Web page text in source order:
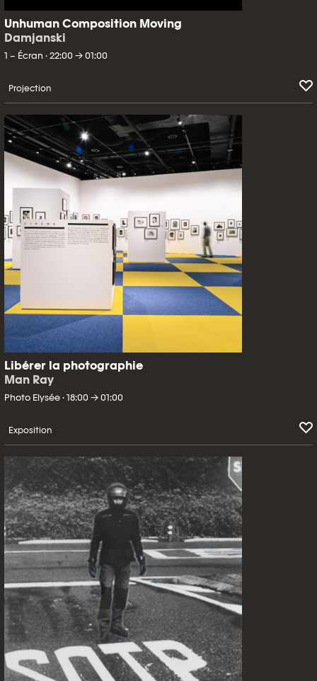
Unhuman Composition Moving
Damjanski
1 – Écran · 22:00 → 01:00
Projection
Libérer la photographie
Man Ray
Photo Elysée · 18:00 → 01:00
Exposition